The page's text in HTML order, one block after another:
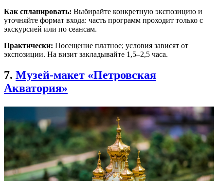
Как спланировать: Выбирайте конкретную экспозицию и
уточняйте формат входа: часть программ проходит только с
экскурсией или по сеансам.
Практически: Посещение платное; условия зависят от
экспозиции. На визит закладывайте 1,5–2,5 часа.
7. Музей-макет «Петровская
Акватория»